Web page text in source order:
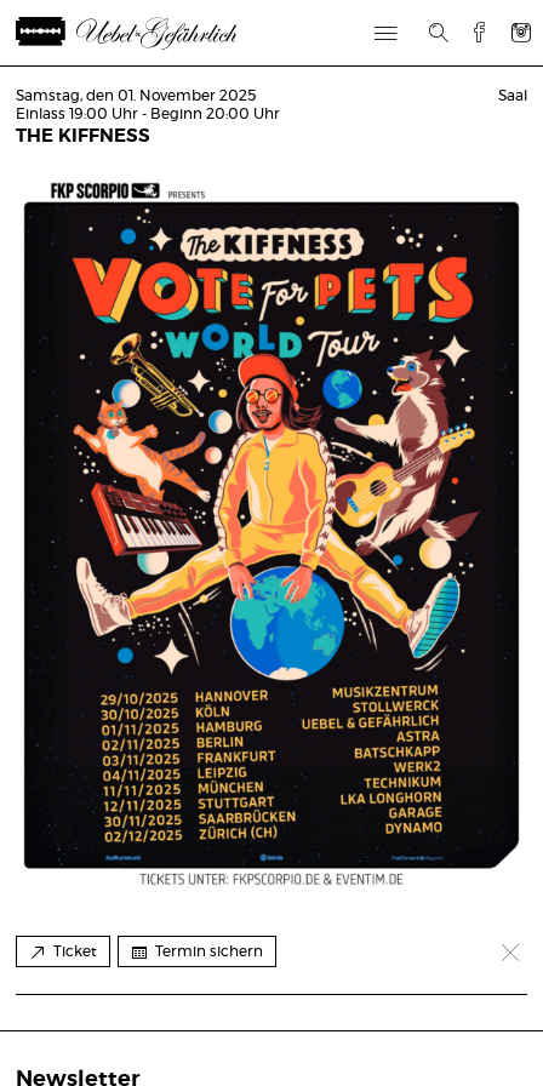
Samstag, den 01. November 2025
Einlass 19:00 Uhr - Beginn 20:00 Uhr
THE KIFFNESS
Saal
Ticket Termin sichern
Newsletter